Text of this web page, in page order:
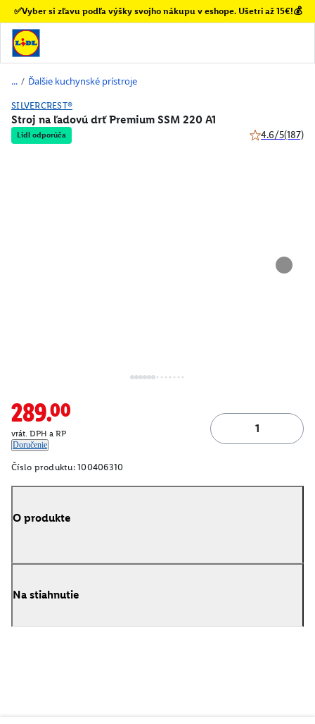
✅Vyber si zľavu podľa výšky svojho nákupu v eshope. Ušetri až 15€!💰
/ Ďalšie kuchynské prístroje
SILVERCREST®
Stroj na ľadovú drť Premium SSM 220 A1
Lidl odporúča 4.6/5(187)
289.00
vrát. DPH a RP
Doručenie
Číslo produktu: 100406310
O produkte
Na stiahnutie